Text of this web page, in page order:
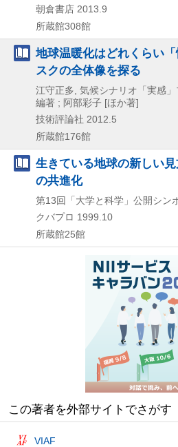
朝倉書店 2013.9
所蔵館308館
地球温暖化はどれくらい
スクの全体像を探る
江守正多, 気候シナリオ「実感
編著 ; 阿部彩子 [ほか著]
技術評論社 2012.5
所蔵館176館
生きている地球の新しい
の共進化
第13回「大学と科学」公開シン
クバプロ 1999.10
所蔵館25館
この著者を外部サイトでさがす
VIAF